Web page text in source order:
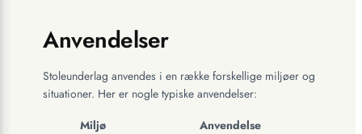
Anvendelser
Stoleunderlag anvendes i en række forskellige miljøer og
situationer. Her er nogle typiske anvendelser:
Miljø
Anvendelse